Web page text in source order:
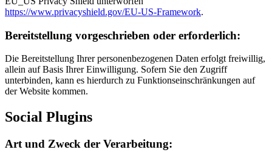
https://www.privacyshield.gov/EU-US-Framework.
Bereitstellung vorgeschrieben oder erforderlich:
Die Bereitstellung Ihrer personenbezogenen Daten erfolgt freiwillig,
allein auf Basis Ihrer Einwilligung. Sofern Sie den Zugriff
unterbinden, kann es hierdurch zu Funktionseinschränkungen auf
der Website kommen.
Social Plugins
Art und Zweck der Verarbeitung: